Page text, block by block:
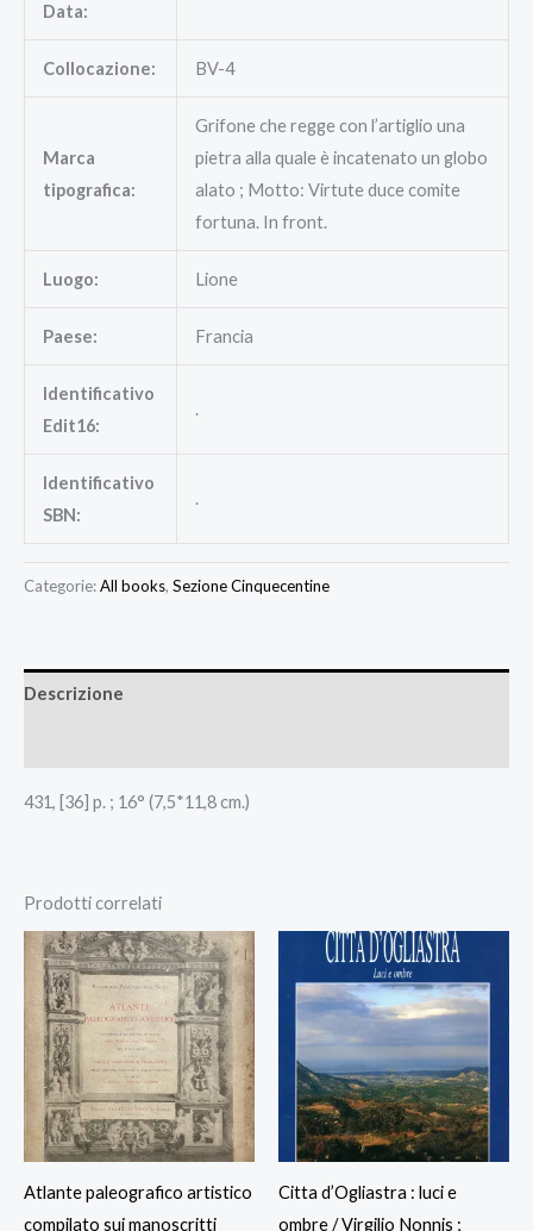
Data:
Collocazione: BV-4
Marca
tipografica:
Grifone che regge con l’artiglio una
pietra alla quale è incatenato un globo
alato ; Motto: Virtute duce comite
fortuna. In front.
Luogo: Lione
Paese: Francia
Identificativo
Edit16:
.
Identificativo
SBN:
.
Categorie:All books, Sezione Cinquecentine
Descrizione
431, [36] p. ; 16° (7,5*11,8 cm.)
Prodotti correlati
Atlante paleografico artistico
compilato sui manoscritti
Citta d’Ogliastra : luci e
ombre / Virgilio Nonnis ;